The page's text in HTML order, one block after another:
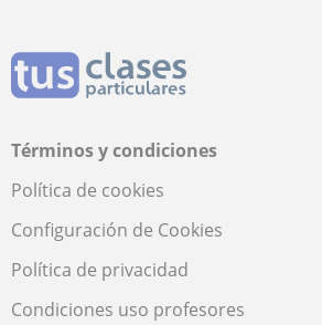
Términos y condiciones
Política de cookies
Configuración de Cookies
Política de privacidad
Condiciones uso profesores